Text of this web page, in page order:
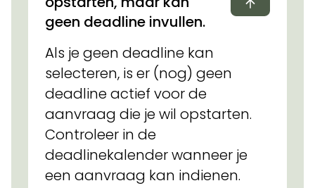
geen deadline invullen.
Als je geen deadline kan
selecteren, is er (nog) geen
deadline actief voor de
aanvraag die je wil opstarten.
Controleer in de
deadlinekalender wanneer je
een aanvraag kan indienen.